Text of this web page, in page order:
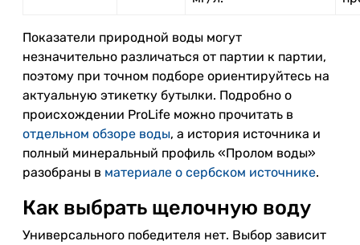
Показатели природной воды могут
незначительно различаться от партии к партии,
поэтому при точном подборе ориентируйтесь на
актуальную этикетку бутылки. Подробно о
происхождении ProLife можно прочитать в
отдельном обзоре воды, а история источника и
полный минеральный профиль «Пролом воды»
разобраны в материале о сербском источнике.
Как выбрать щелочную воду
Универсального победителя нет. Выбор зависит